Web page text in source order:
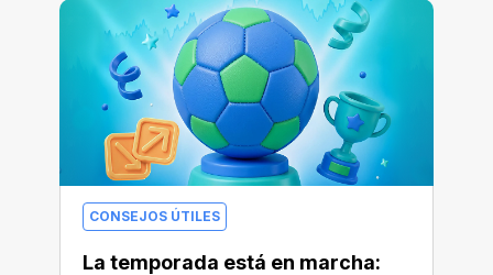
CONSEJOS ÚTILES
La temporada está en marcha: